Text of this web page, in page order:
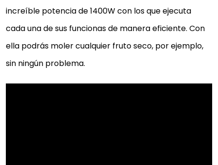
increíble potencia de 1400W con los que ejecuta
cada una de sus funcionas de manera eficiente. Con
ella podrás moler cualquier fruto seco, por ejemplo,
sin ningún problema.